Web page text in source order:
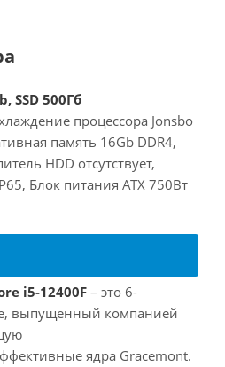
SSD 500Гб
процессора Jonsbo
память 16Gb DDR4,
HDD отсутствует,
Блок питания ATX 750Вт
i5-12400F– это 6-
выпущенный компанией
ядра Gracemont.